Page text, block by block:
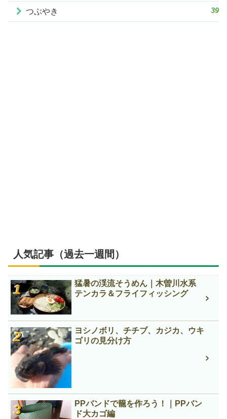
つぶやき 39
人気記事（過去一週間）
猛暑の渓流そうめん｜木曽川水系
テンカラ＆フライフィッシング
ヨシノボリ、チチブ、カジカ、ウキ
ゴリの見分け方
PPバンドで籠を作ろう！｜PPバン
ド大カゴ編